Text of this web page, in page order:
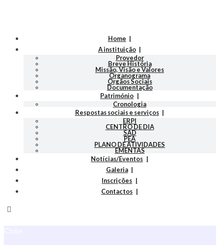
Home
A instituição
Provedor
Breve História
Missão, Visão e Valores
Organograma
Orgãos Sociais
Documentação
Património
Cronologia
Respostas sociais e serviços
ERPI
CENTRO DE DIA
SAD
PEA
PLANO DE ATIVIDADES
EMENTAS
Notícias/Eventos
Galeria
Inscrições
Contactos